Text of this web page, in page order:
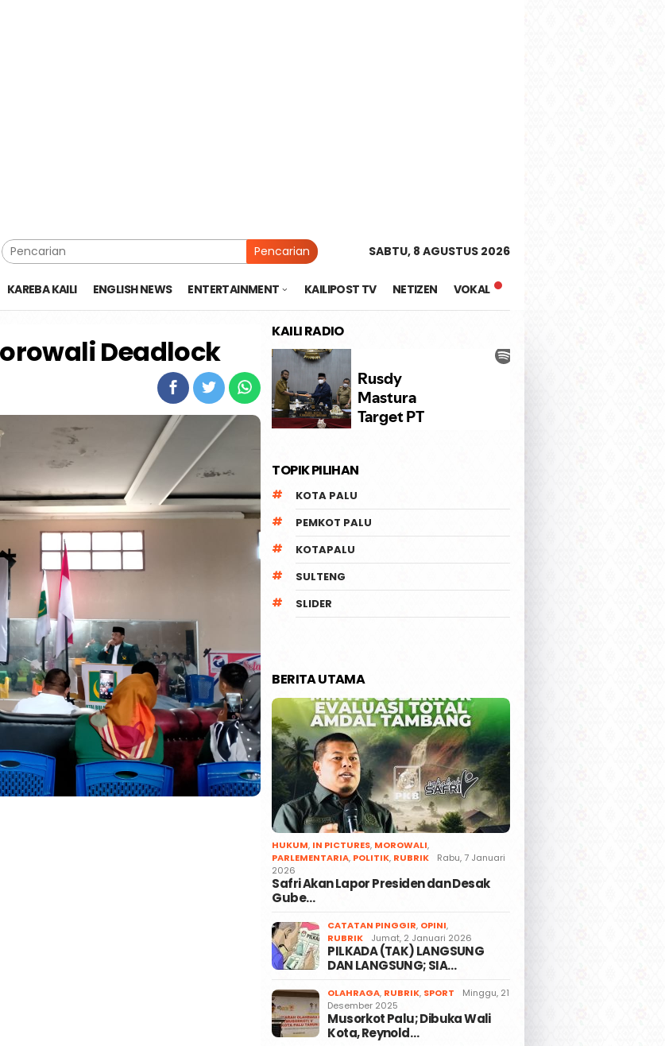
Pencarian SABTU, 8 AGUSTUS 2026
KAREBA KAILI ENGLISH NEWS ENTERTAINMENT KAILIPOST TV NETIZEN VOKAL
Deadlock
KAILI RADIO
TOPIK PILIHAN
KOTA PALU
PEMKOT PALU
KOTAPALU
SULTENG
SLIDER
BERITA UTAMA
HUKUM, IN PICTURES, MOROWALI,
PARLEMENTARIA, POLITIK, RUBRIK
Rabu, 7 Januari
2026
Safri Akan Lapor Presiden dan Desak
Gube…
CATATAN PINGGIR, OPINI,
RUBRIK
Jumat, 2 Januari 2026
PILKADA (TAK) LANGSUNG
DAN LANGSUNG; SIA…
OLAHRAGA, RUBRIK, SPORT
Minggu, 21
Desember 2025
Musorkot Palu; Dibuka Wali
Kota, Reynold…